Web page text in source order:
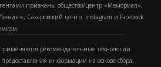
признаны общество/центр «Мемориал»,
Сахаровский центр. Instagram и Facebook
рекомендательные технологии
информации на основе сбора,